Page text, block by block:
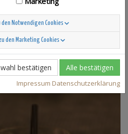
2
den Notwendigen Cookies
den Marketing Cookies
bestätigen Alle bestätigen
Impressum Datenschutzerklärung